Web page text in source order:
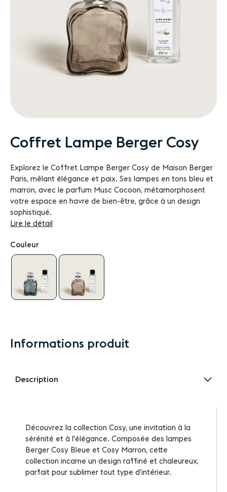
Passer
au
de
la
Galerie
d’images
Coffret Lampe Berger Cosy
Explorez le Coffret Lampe Berger Cosy de Maison Berger
Paris, mêlant élégance et paix. Ses lampes en tons bleu et
marron, avec le parfum Musc Cocoon, métamorphosent
votre espace en havre de bien-être, grâce à un design
sophistiqué.
Lire le détail
Couleur
Informations produit
Description
Découvrez la collection Cosy, une invitation à la
sérénité et à l'élégance. Composée des lampes
Berger Cosy Bleue et Cosy Marron, cette
collection incarne un design raffiné et chaleureux,
parfait pour sublimer tout type d’intérieur.